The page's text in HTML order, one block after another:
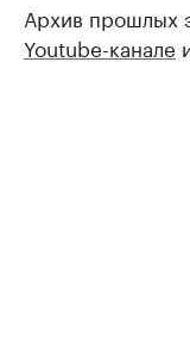
Архив прошлых
Youtube-канале